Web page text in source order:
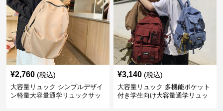
¥2,760 (税込)
大容量リュック シンプルデザイ
ン軽量大容量通学リュックサッ
¥3,140 (税込)
大容量リュック 多機能ポケット
付き学生向け大容量通学リュッ